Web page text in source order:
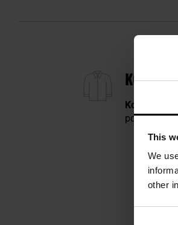
This
We
other
Koszulka
podczas